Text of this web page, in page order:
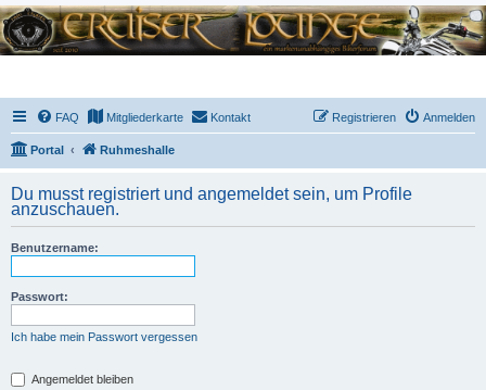
FAQ Mitgliederkarte Kontakt Anmelden
Registrieren
Portal Ruhmeshalle
Du musst registriert und angemeldet sein, um Profile
anzuschauen.
Benutzername:
Passwort:
Ich habe mein Passwort vergessen
Angemeldet bleiben